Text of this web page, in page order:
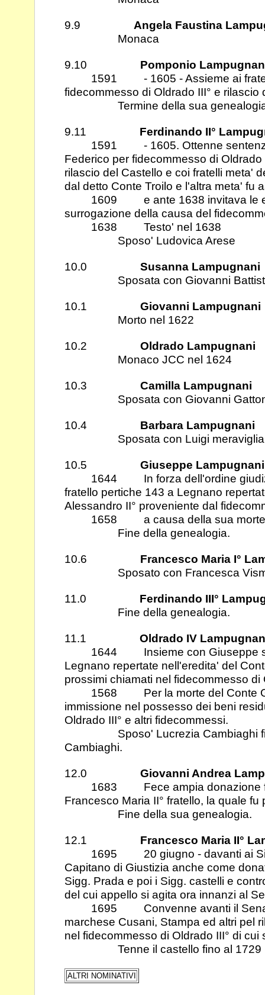
9.9 Angela Faustina
Monaca
9.10 Pomponio
1591 - 1605 - Assieme ai fratelli
fidecommesso di Oldrado III° e rilascio
Termine della sua
9.11 Ferdinando II°
1591 - 1605. Ottenne sentenza
Federico per fidecommesso di Oldrado
rilascio del Castello e coi fratelli meta'
dal detto Conte Troilo e l'altra meta' fu
1609 e ante 1638 invitava le
surrogazione della causa del
1638 Testo' nel 1638
Sposo' Ludovica Arese
10.0 Susanna Lampugnani
Sposata con Giovanni Battista
10.1 Giovanni Lampugnani
Morto nel 1622
10.2 Oldrado Lampugnani
Monaco JCC nel 1624
10.3 Camilla Lampugnani
Sposata con Giovanni
10.4 Barbara Lampugnani
Sposata con Luigi meraviglia
10.5 Giuseppe Lampugnani
1644 In forza dell'ordine
fratello pertiche 143 a Legnano
Alessandro II° proveniente dal
1658 a causa della sua morte i
Fine della genealogia.
10.6 Francesco Maria I°
Sposato con Francesca
11.0 Ferdinando III°
Fine della genealogia.
11.1 Oldrado IV
1644 Insieme con Giuseppe
Legnano repertate nell'eredita' del
prossimi chiamati nel fidecommesso di
1568 Per la morte del Conte
immissione nel possesso dei beni
Oldrado III° e altri fidecommessi.
Sposo' Lucrezia Cambiaghi
Cambiaghi.
12.0 Giovanni Andrea
1683 Fece ampia donazione fra
Francesco Maria II° fratello, la quale fu
Fine della sua genealogia.
12.1 Francesco Maria II°
1695 20 giugno - davanti ai
Capitano di Giustizia anche come
Sigg. Prada e poi i Sigg. castelli e
del cui appello si agita ora innanzi al
1695 Convenne avanti il Senato
marchese Cusani, Stampa ed altri pel
nel fidecommesso di Oldrado III° di cui
Tenne il castello fino al 1729
ALTRI NOMINATIVI